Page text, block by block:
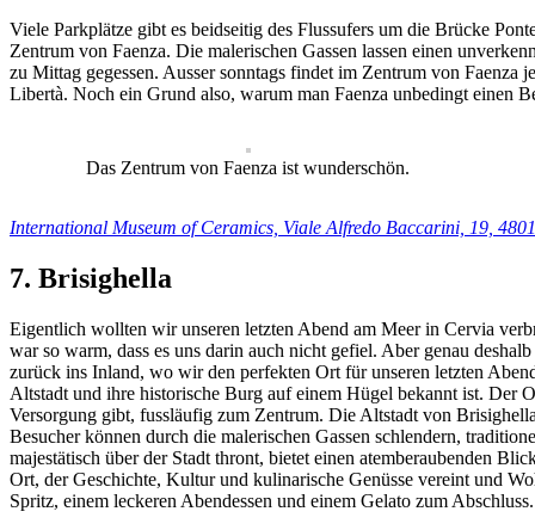
Viele Parkplätze gibt es beidseitig des Flussufers um die Brücke
Zentrum von Faenza. Die malerischen Gassen lassen einen
zu Mittag gegessen. Ausser sonntags findet im Zentrum von Faenza
Libertà. Noch ein Grund also, warum man Faenza unbedingt einen
Das Zentrum von Faenza ist wunderschön.
International Museum of Ceramics, Viale Alfredo Baccarini, 19,
7. Brisighella
Eigentlich wollten wir unseren letzten Abend am Meer in Cervia
war so warm, dass es uns darin auch nicht gefiel. Aber genau
zurück ins Inland, wo wir den perfekten Ort für unseren letzten
Altstadt und ihre historische Burg auf einem Hügel bekannt ist. Der
Versorgung gibt, fussläufig zum Zentrum. Die Altstadt von
Besucher können durch die malerischen Gassen schlendern,
majestätisch über der Stadt thront, bietet einen atemberaubenden
Ort, der Geschichte, Kultur und kulinarische Genüsse vereint und
Spritz, einem leckeren Abendessen und einem Gelato zum Abschluss.